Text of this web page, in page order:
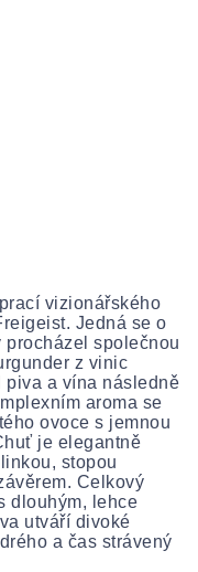
vizionářského
Jedná se o
společnou
z vinic
piva a vína následně
aroma se
ovoce s jemnou
je elegantně
stopou
Celkový
dlouhým, lehce
utváří divoké
a čas strávený